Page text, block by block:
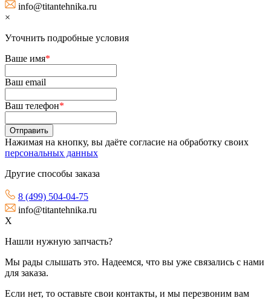
info@titantehnika.ru
×
Уточнить подробные условия
Ваше имя*
Ваш email
Ваш телефон*
Нажимая на кнопку, вы даёте согласие на обработку своих
персональных данных
Другие способы заказа
8 (499) 504-04-75
info@titantehnika.ru
X
Нашли нужную запчасть?
Мы рады слышать это. Надеемся, что вы уже связались с нами
для заказа.
Если нет, то оставьте свои контакты, и мы перезвоним вам